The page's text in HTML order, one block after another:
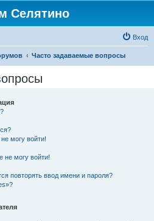
Селятино
Вход
Часто задаваемые вопросы
могу войти!
не могу войти!
повторять ввод имени и пароля?